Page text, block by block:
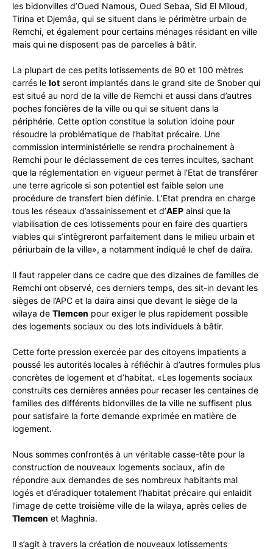
les bidonvilles d’Oued Namous, Oued Sebaa, Sid El Miloud,
Tirina et Djemâa, qui se situent dans le périmètre urbain de
Remchi, et également pour certains ménages résidant en ville
mais qui ne disposent pas de parcelles à bâtir.
La plupart de ces petits lotissements de 90 et 100 mètres
carrés le lot seront implantés dans le grand site de Snober qui
est situé au nord de la ville de Remchi et aussi dans d’autres
poches foncières de la ville ou qui se situent dans la
périphérie. Cette option constitue la solution idoine pour
résoudre la problématique de l’habitat précaire. Une
commission interministérielle se rendra prochainement à
Remchi pour le déclassement de ces terres incultes, sachant
que la réglementation en vigueur permet à l’Etat de transférer
une terre agricole si son potentiel est faible selon une
procédure de transfert bien définie. L’Etat prendra en charge
tous les réseaux d’assainissement et d’AEP ainsi que la
viabilisation de ces lotissements pour en faire des quartiers
viables qui s’intègreront parfaitement dans le milieu urbain et
périurbain de la ville», a notamment indiqué le chef de daïra.
Il faut rappeler dans ce cadre que des dizaines de familles de
Remchi ont observé, ces derniers temps, des sit-in devant les
sièges de l’APC et la daïra ainsi que devant le siège de la
wilaya de Tlemcen pour exiger le plus rapidement possible
des logements sociaux ou des lots individuels à bâtir.
Cette forte pression exercée par des citoyens impatients a
poussé les autorités locales à réfléchir à d’autres formules plus
concrètes de logement et d’habitat. «Les logements sociaux
construits ces dernières années pour recaser les centaines de
familles des différents bidonvilles de la ville ne suffisent plus
pour satisfaire la forte demande exprimée en matière de
logement.
Nous sommes confrontés à un véritable casse-tête pour la
construction de nouveaux logements sociaux, afin de
répondre aux demandes de ses nombreux habitants mal
logés et d’éradiquer totalement l’habitat précaire qui enlaidit
l’image de cette troisième ville de la wilaya, après celles de
Tlemcen et Maghnia.
Il s’agit à travers la création de nouveaux lotissements